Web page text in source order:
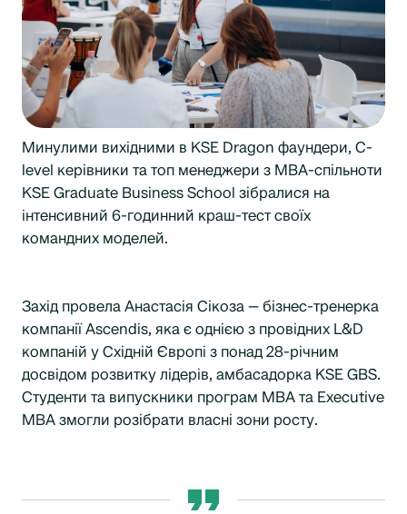
Минулими вихідними в KSE Dragon фаундери, С-
level керівники та топ менеджери з МВА-спільноти
KSE Graduate Business School зібралися на
інтенсивний 6-годинний краш-тест своїх
командних моделей.
Захід провела Анастасія Сікоза — бізнес-тренерка
компанії Ascendis, яка є однією з провідних L&D
компаній у Східній Європі з понад 28-річним
досвідом розвитку лідерів, амбасадорка KSE GBS.
Cтуденти та випускники програм MBA та Executive
MBA змогли розібрати власні зони росту.